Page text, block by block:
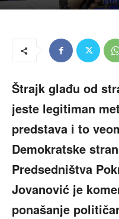
Štrajk glađu od
jeste legitiman
predstava i to
Demokratske
Predsedništva
Jovanović je
ponašanje